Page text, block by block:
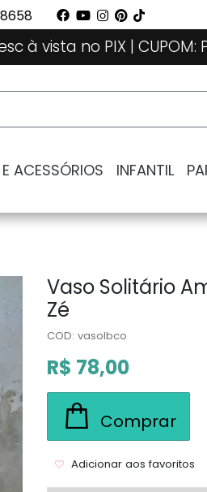
à vista no PIX | CUPOM:
ACESSÓRIOS INFANTIL
Vaso Solitário
Zé
COD: vasolbco
R$ 78,00
Comprar
Adicionar aos favoritos